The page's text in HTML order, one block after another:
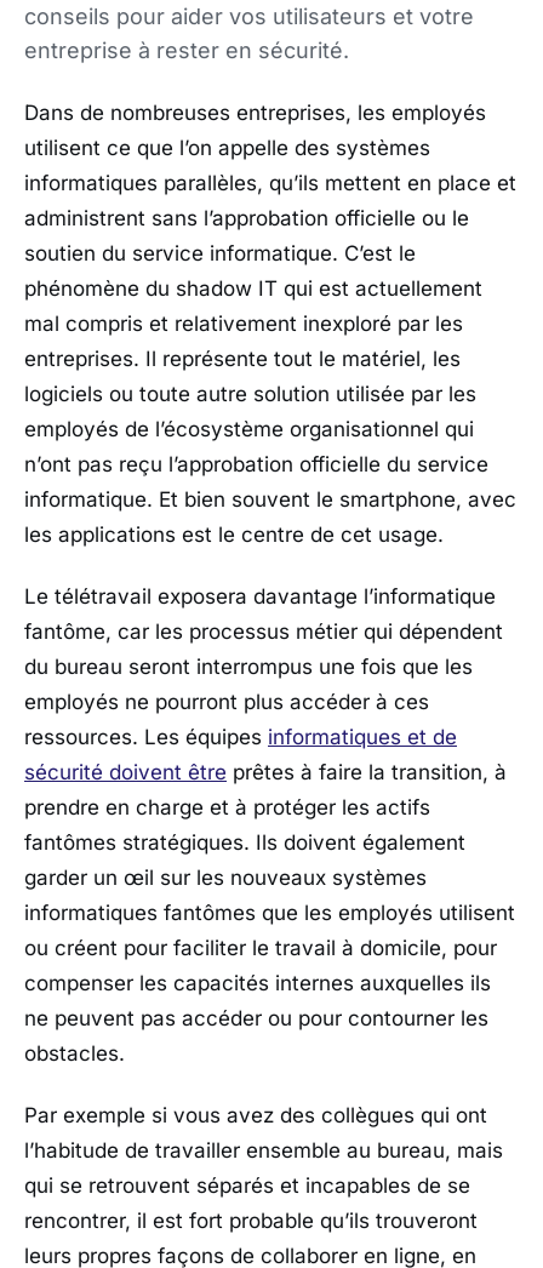
conseils pour aider vos utilisateurs et votre
entreprise à rester en sécurité.
Dans de nombreuses entreprises, les employés
utilisent ce que l’on appelle des systèmes
informatiques parallèles, qu’ils mettent en place et
administrent sans l’approbation officielle ou le
soutien du service informatique. C’est le
phénomène du shadow IT qui est actuellement
mal compris et relativement inexploré par les
entreprises. Il représente tout le matériel, les
logiciels ou toute autre solution utilisée par les
employés de l’écosystème organisationnel qui
n’ont pas reçu l’approbation officielle du service
informatique. Et bien souvent le smartphone, avec
les applications est le centre de cet usage.
Le télétravail exposera davantage l’informatique
fantôme, car les processus métier qui dépendent
du bureau seront interrompus une fois que les
employés ne pourront plus accéder à ces
ressources. Les équipes informatiques et de
sécurité doivent être prêtes à faire la transition, à
prendre en charge et à protéger les actifs
fantômes stratégiques. Ils doivent également
garder un œil sur les nouveaux systèmes
informatiques fantômes que les employés utilisent
ou créent pour faciliter le travail à domicile, pour
compenser les capacités internes auxquelles ils
ne peuvent pas accéder ou pour contourner les
obstacles.
Par exemple si vous avez des collègues qui ont
l’habitude de travailler ensemble au bureau, mais
qui se retrouvent séparés et incapables de se
rencontrer, il est fort probable qu’ils trouveront
leurs propres façons de collaborer en ligne, en